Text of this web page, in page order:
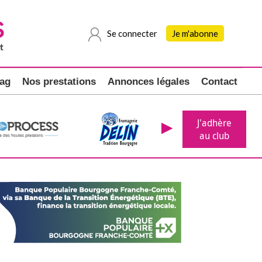
Se connecter Je m'abonne
Nos prestations Annonces légales Contact
J'adhère
au club